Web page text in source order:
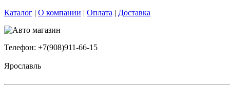
Каталог | О компании | Оплата | Доставка
Телефон: +7(908)911-66-15
Ярославль